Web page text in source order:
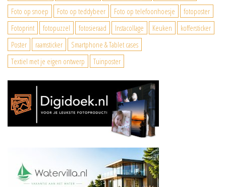
Foto op snoep
Foto op teddybeer Foto op telefoonhoesje
fotoposter
Fotoprint
fotopuzzel fotosieraad Instacollage Keuken
koffersticker
Poster
raamsticker
Smartphone & Tablet cases
Textiel met je eigen ontwerp
Tuinposter